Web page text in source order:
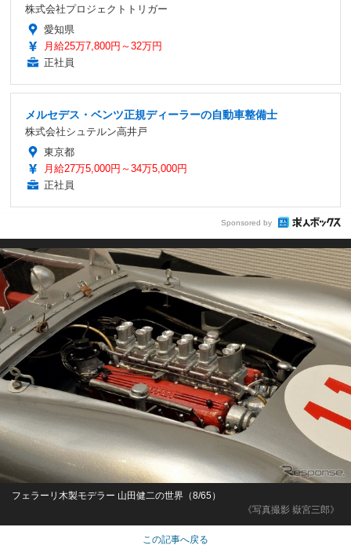
株式会社プロジェクトトリガー
愛知県
月給25万7,800円～32万円
正社員
メルセデス・ベンツ正規ディーラーの自動車整備士
株式会社シュテルン高井戸
東京都
月給27万5,000円～34万5,000円
正社員
Sponsored by
《写真撮影 嶽宮三郎》
フェラーリ木製モデラー 山田健二の世界（8/65）
この記事へ戻る